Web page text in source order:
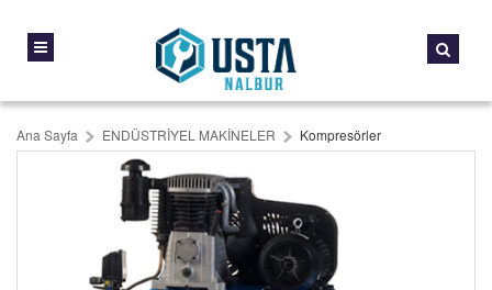
Ana Sayfa ENDÜSTRİYEL MAKİNELER Kompresörler